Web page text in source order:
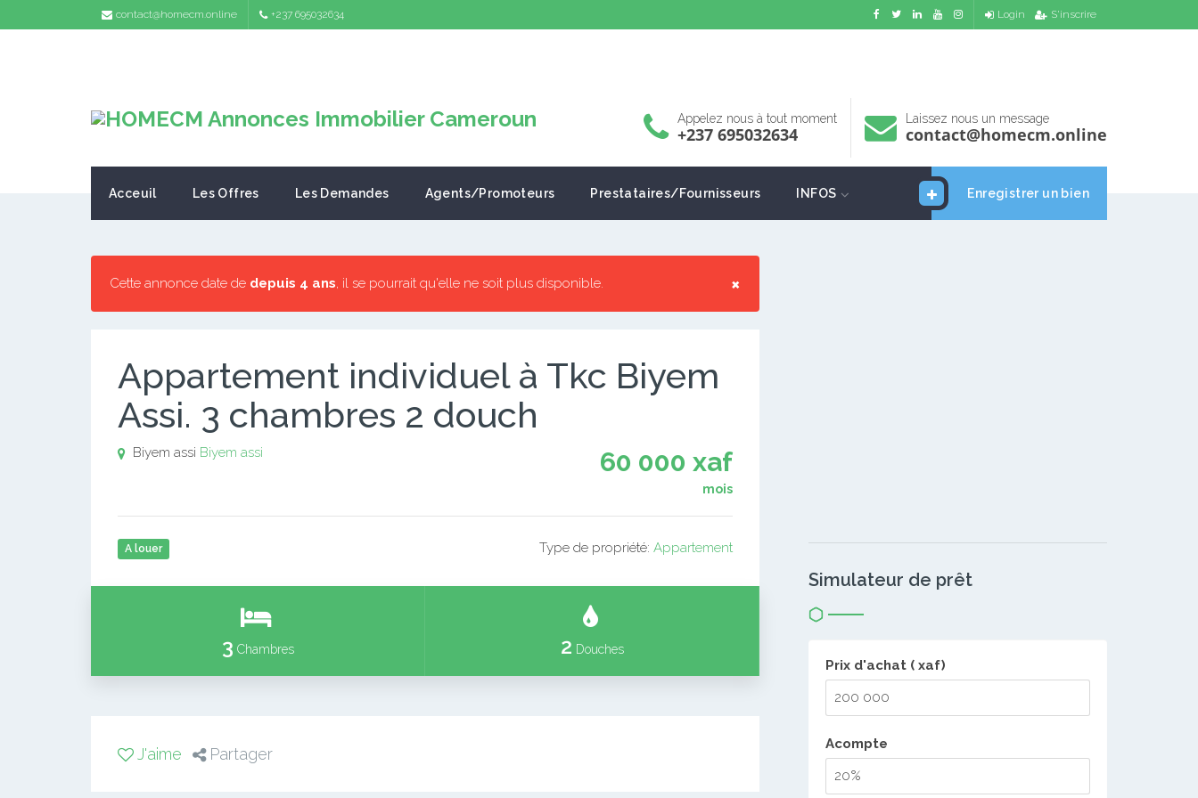
contact@homecm.online +237 695032634 Login S'inscrire
Appelez nous à tout moment
+237 695032634
Laissez nous un message
contact@homecm.online
Enregistrer un bien
Acceuil Les Offres Les Demandes Agents/Promoteurs Prestataires/Fournisseurs INFOS
×
Cette annonce date de depuis 4 ans, il se pourrait qu'elle ne soit plus disponible.
Appartement individuel à Tkc Biyem
Assi. 3 chambres 2 douch
60 000 xaf
mois
Biyem assi Biyem assi
A louer Type de propriété: Appartement
3 Chambres 2 Douches
J'aime Partager
Simulateur de prêt
Prix d'achat ( xaf)
Acompte